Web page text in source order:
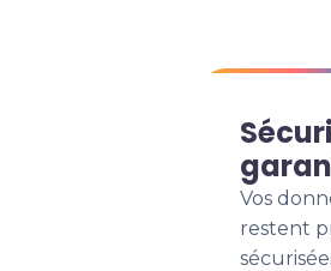
Vos
restent